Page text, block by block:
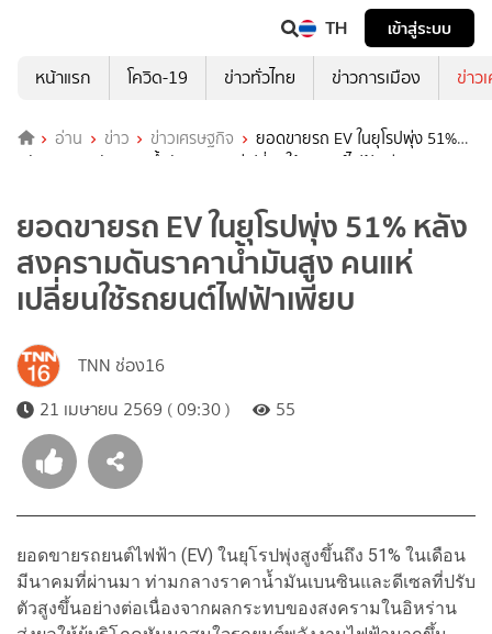
TH
เข้าสู่ระบบ
หน้าแรก
โควิด-19 ข่าวทั่วไทย ข่าวการเมือง ข่าว
อ่าน ข่าว ข่าวเศรษฐกิจ
ยอดขายรถ EV ในยุโรปพุ่ง 51%
หลังสงครามดันราคาน้ำมันสูง คนแห่เปลี่ยนใช้รถยนต์ไฟฟ้าเพียบ
ยอดขายรถ EV ในยุโรปพุ่ง 51% หลัง
สงครามดันราคาน้ำมันสูง คนแห่
เปลี่ยนใช้รถยนต์ไฟฟ้าเพียบ
TNN ช่อง16
21 เมษายน 2569 ( 09:30 )
55
ยอดขายรถยนต์ไฟฟ้า (EV) ในยุโรปพุ่งสูงขึ้นถึง 51% ในเดือน
มีนาคมที่ผ่านมา ท่ามกลางราคาน้ำมันเบนซินและดีเซลที่ปรับ
ตัวสูงขึ้นอย่างต่อเนื่องจากผลกระทบของสงครามในอิหร่าน